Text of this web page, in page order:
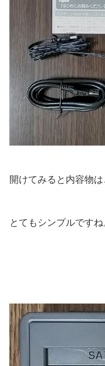
開けてみると内容物
とてもシンプルですね